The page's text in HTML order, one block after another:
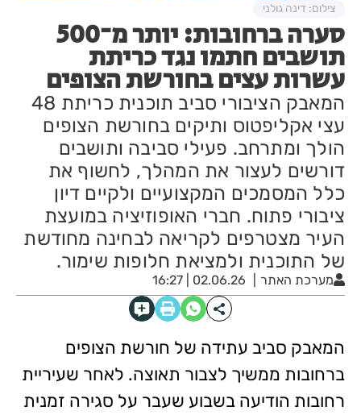
סערה ברחובות: יותר מ־500
תושבים חתמו נגד כריתת
עשרות עצים בחורשת הצופים
המאבק הציבורי סביב תוכנית כריתת 48
עצי אקליפטוס ותיקים בחורשת הצופים
הולך ומתרחב. פעילי סביבה ותושבים
דורשים לעצור את המהלך, לחשוף את
כלל המסמכים המקצועיים ולקיים דיון
ציבורי פתוח. חברי האופוזיציה במועצת
העיר מצטרפים לקריאה לבחינה מחודשת
של התוכנית ולמציאת חלופות שימור.
מערכת האתר 02.06.26 | 16:27
צילום: דינה גולני
המאבק סביב עתידה של חורשת הצופים
ברחובות ממשיך לצבור תאוצה. לאחר שעיריית
רחובות הודיעה בשבוע שעבר על סגירה זמנית